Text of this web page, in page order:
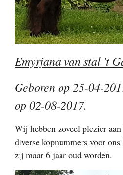
Emyrjana van stal 't
Geboren op 25-04-
op 02-08-2017.
Wij hebben zoveel plezier
diverse kopnummers voor
zij maar 6 jaar oud worden.